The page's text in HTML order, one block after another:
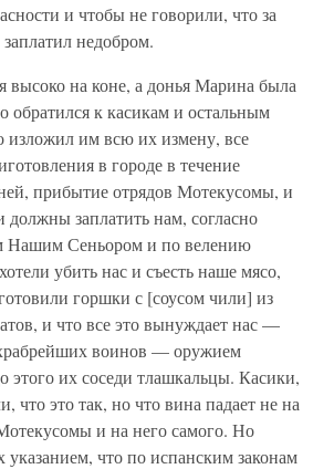
и чтобы не говорили, что за
недобром.
высоко на коне, а донья Марина была
обратился к касикам и остальным
изложил им всю их измену, все
в городе в течение
прибытие отрядов Мотекусомы, и
должны заплатить нам, согласно
Нашим Сеньором и по велению
убить нас и съесть наше мясо,
горшки с [соусом чили] из
и что все это вынуждает нас —
воинов — оружием
этого их соседи тлашкальцы. Касики,
что это так, но что вина падает не на
и на него самого. Но
указанием, что по испанским законам